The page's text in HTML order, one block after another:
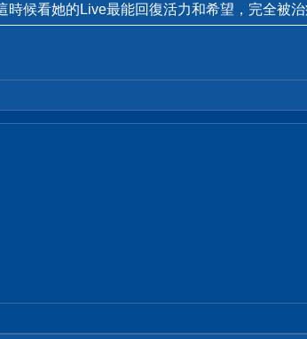
時候看她的Live最能回復活力和希望，完全被